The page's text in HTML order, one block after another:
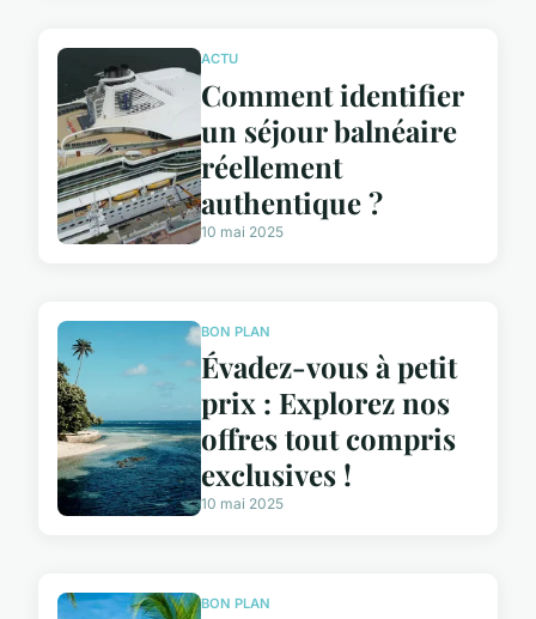
ACTU
Comment identifier
un séjour balnéaire
réellement
authentique ?
10 mai 2025
BON PLAN
Évadez-vous à petit
prix : Explorez nos
offres tout compris
exclusives !
10 mai 2025
BON PLAN